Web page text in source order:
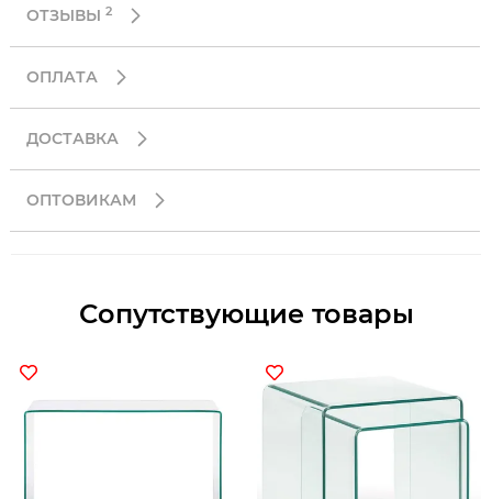
ОТЗЫВЫ 2
ОПЛАТА
ДОСТАВКА
ОПТОВИКАМ
Сопутствующие товары